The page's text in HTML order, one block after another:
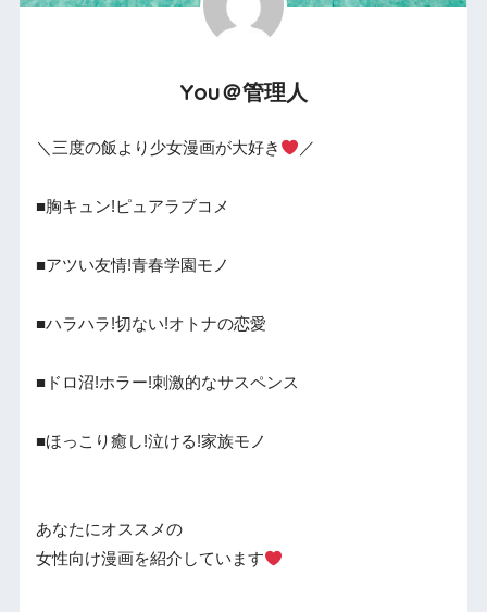
You＠管理人
＼三度の飯より少女漫画が大好き ／
■胸キュン!ピュアラブコメ
■アツい友情!青春学園モノ
■ハラハラ!切ない!オトナの恋愛
■ドロ沼!ホラー!刺激的なサスペンス
■ほっこり癒し!泣ける!家族モノ
あなたにオススメの
女性向け漫画を紹介しています